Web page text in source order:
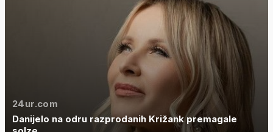
24ur.com
Danijelo na odru razprodanih Križank premagale